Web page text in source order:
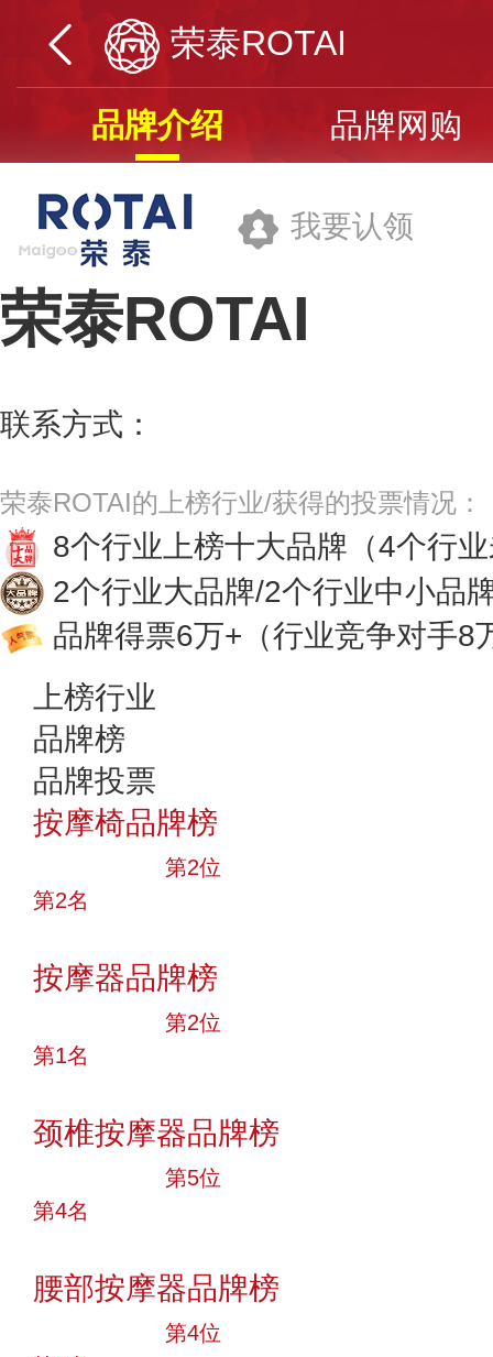
荣泰ROTAI
品牌介绍 品牌网购
我要认领
荣泰ROTAI
联系方式：
荣泰ROTAI的上榜行业/获得的投票情况：
8个行业上榜十大品牌 （4个行
2个行业大品牌/2个行业中小品
品牌得票6万+ （行业竞争对手8
上榜行业
品牌榜
品牌投票
按摩椅品牌榜
第2位
第2名
按摩器品牌榜
第2位
第1名
颈椎按摩器品牌榜
第5位
第4名
腰部按摩器品牌榜
第4位